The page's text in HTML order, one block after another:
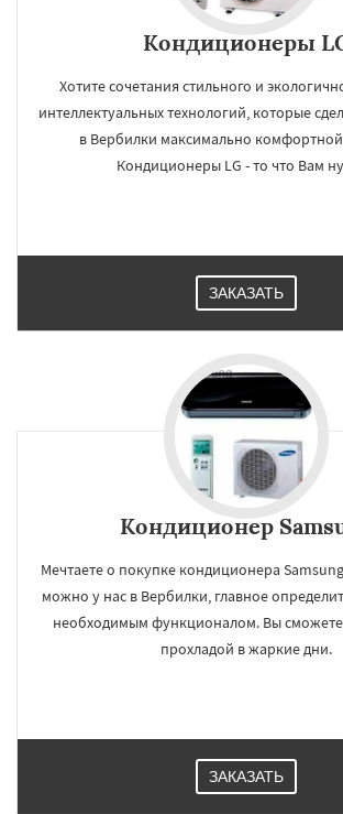
Кондиционеры
Хотите сочетания стильного и
интеллектуальных технологий, которые
в Вербилки максимально
Кондиционеры LG - то что Вам
ЗАКАЗАТЬ
Кондиционер
Мечтаете о покупке кондиционера
можно у нас в Вербилки, главное
необходимым функционалом. Вы сможете
прохладой в жаркие дни.
ЗАКАЗАТЬ